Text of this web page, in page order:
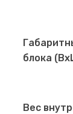
блока
Вес